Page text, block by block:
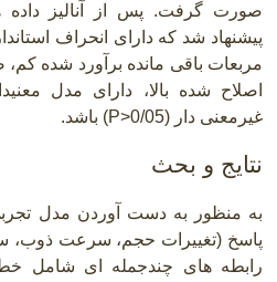
صورت گرفت. پس از آنالیز داده
پیشنهاد شد که دارای انحراف
مربعات باقی مانده برآورد شده کم،
اصلاح شده بالا، دارای مدل
غیرمعنی دار P>0/05)) باشد.
نتایج و بحث
به منظور به دست آوردن مدل
پاسخ (تغییرات حجم، سرعت ذوب،
رابطه های چندجمله ای شامل